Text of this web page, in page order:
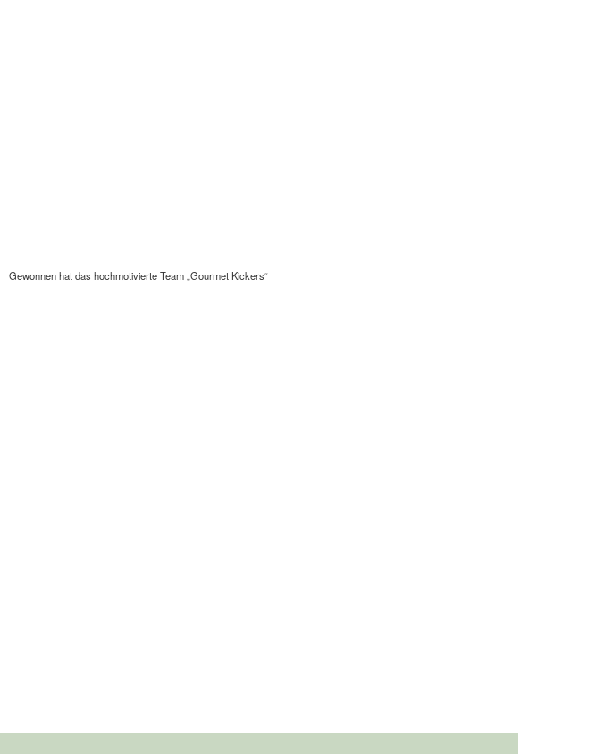
Gewonnen hat das hochmotivierte Team „Gourmet Kickers“